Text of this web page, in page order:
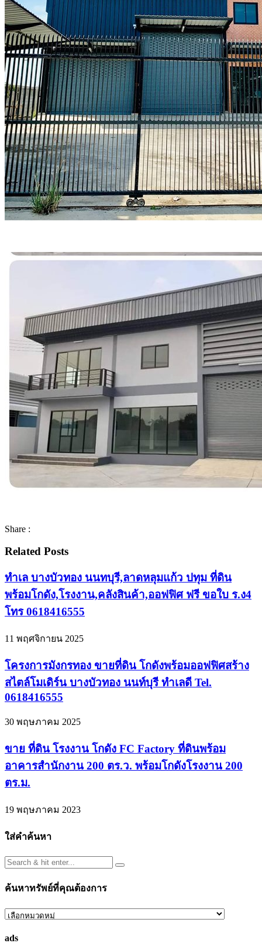
Share :
Related Posts
ทำเล บางบัวทอง นนทบุรี,ลาดหลุมแก้ว ปทุม ที่ดิน
พร้อมโกดัง,โรงงาน,คลังสินค้า,ออฟฟิศ ฟรี ขอใบ ร.ง4
โทร 0618416555
11 พฤศจิกายน 2025
โครงการมังกรทอง ขายที่ดิน โกดังพร้อมออฟฟิศสร้าง
สไตล์โมเดิร์น บางบัวทอง นนท์บุรี ทำเลดี Tel.
0618416555
30 พฤษภาคม 2025
ขาย ที่ดิน โรงงาน โกดัง FC Factory ที่ดินพร้อม
อาคารสำนักงาน 200 ตร.ว. พร้อมโกดังโรงงาน 200
ตร.ม.
19 พฤษภาคม 2023
ใส่คำค้นหา
ค้นหาทรัพย์ที่คุณต้องการ
ค้นหา
ที่
ads